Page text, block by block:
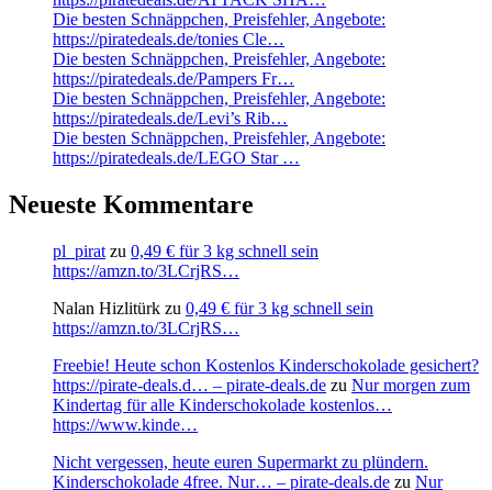
Die besten Schnäppchen, Preisfehler, Angebote:
https://piratedeals.de/tonies Cle…
Die besten Schnäppchen, Preisfehler, Angebote:
https://piratedeals.de/Pampers Fr…
Die besten Schnäppchen, Preisfehler, Angebote:
https://piratedeals.de/Levi’s Rib…
Die besten Schnäppchen, Preisfehler, Angebote:
https://piratedeals.de/LEGO Star …
Neueste Kommentare
pl_pirat zu 0,49 € für 3 kg schnell sein
https://amzn.to/3LCrjRS…
Nalan Hizlitürk zu 0,49 € für 3 kg schnell sein
https://amzn.to/3LCrjRS…
Freebie! Heute schon Kostenlos Kinderschokolade gesichert?
https://pirate-deals.d… – pirate-deals.de zu Nur morgen zum
Kindertag für alle Kinderschokolade kostenlos…
https://www.kinde…
Nicht vergessen, heute euren Supermarkt zu plündern.
Kinderschokolade 4free. Nur… – pirate-deals.de zu Nur